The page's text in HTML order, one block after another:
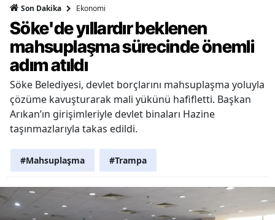
Son Dakika Ekonomi
Söke'de yıllardır beklenen
mahsuplaşma sürecinde önemli
adım atıldı
Söke Belediyesi, devlet borçlarını mahsuplaşma yoluyla
çözüme kavuşturarak mali yükünü hafifletti. Başkan
Arıkan’ın girişimleriyle devlet binaları Hazine
taşınmazlarıyla takas edildi.
#Mahsuplaşma #Trampa